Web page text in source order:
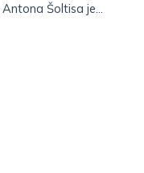
Šoltisa je...